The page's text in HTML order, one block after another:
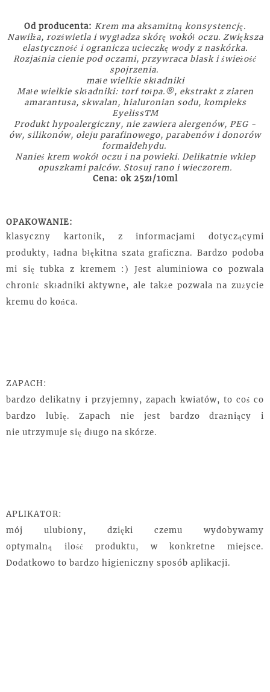
Od producenta: Krem ma aksamitną konsystencję.
Nawilża, rozświetla i wygładza skórę wokół oczu. Zwiększa
elastyczność i ogranicza ucieczkę wody z naskórka.
Rozjaśnia cienie pod oczami, przywraca blask i świeżość
spojrzenia.
małe wielkie składniki
Małe wielkie składniki: torf tołpa.®, ekstrakt z ziaren
amarantusa, skwalan, hialuronian sodu, kompleks
EyelissTM
Produkt hypoalergiczny, nie zawiera alergenów, PEG -
ów, silikonów, oleju parafinowego, parabenów i donorów
formaldehydu.
Nanieś krem wokół oczu i na powieki. Delikatnie wklep
opuszkami palców. Stosuj rano i wieczorem.
Cena: ok 25zł/10ml
OPAKOWANIE:
klasyczny kartonik, z informacjami dotyczącymi
produkty, ładna błękitna szata graficzna. Bardzo podoba
mi się tubka z kremem :) Jest aluminiowa co pozwala
chronić składniki aktywne, ale także pozwala na zużycie
kremu do końca.
ZAPACH:
bardzo delikatny i przyjemny, zapach kwiatów, to coś co
bardzo lubię. Zapach nie jest bardzo drażniący i
nie utrzymuje się długo na skórze.
APLIKATOR:
mój ulubiony, dzięki czemu wydobywamy
optymalną ilość produktu, w konkretne miejsce.
Dodatkowo to bardzo higieniczny sposób aplikacji.